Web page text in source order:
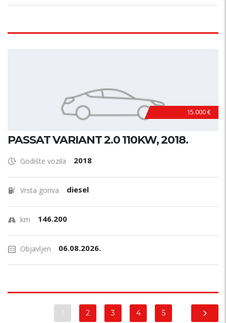
15.000 €
PASSAT VARIANT 2.0 110KW, 2018.
Godište vozila 2018
Vrsta goriva diesel
km 146.200
Objavljen 06.08.2026.
1 2 3 4 5